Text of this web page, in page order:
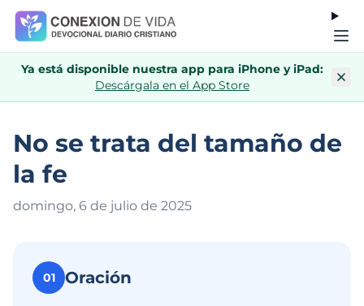
Ya está disponible nuestra app para iPhone y iPad:
Descárgala en el App Store
No se trata del tamaño de
la fe
domingo, 6 de julio de 2025
01 Oración